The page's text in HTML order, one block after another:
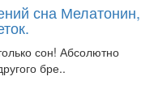
сна Мелатонин,
сон! Абсолютно
бре..